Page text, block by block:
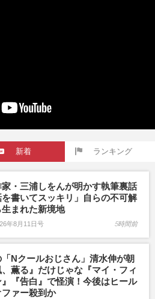
新着 ランキング
・三浦しをんが明かす執筆裏話
を書いてスッキリ」自らの不可解
まれた新境地
年8月11日号 5時間前
Nクールおじさん」清水伸が朝
、薫る』だけじゃな『マイ・フィ
『告白』で怪演！今後はヒール
ァー殺到か